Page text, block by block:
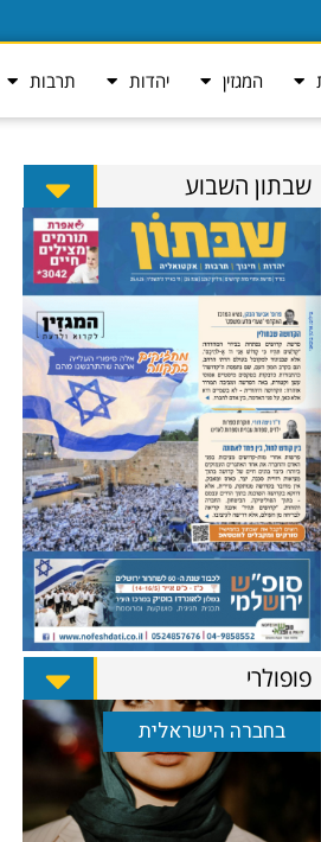
המגזין יהדות תרבות
שבתון השבוע
פופולרי
בחברה הישראלית